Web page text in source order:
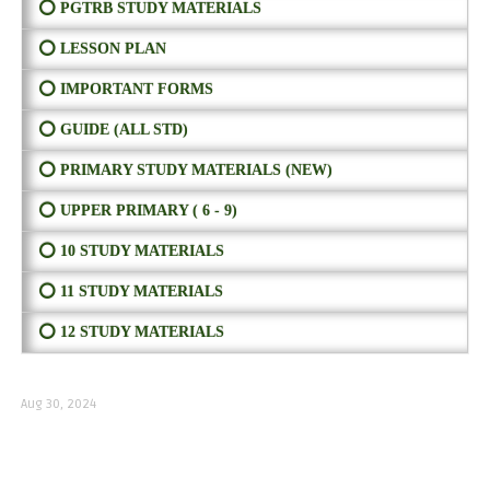
⭕ PGTRB STUDY MATERIALS
⭕ LESSON PLAN
⭕ IMPORTANT FORMS
⭕ GUIDE (ALL STD)
⭕ PRIMARY STUDY MATERIALS (NEW)
⭕ UPPER PRIMARY ( 6 - 9)
⭕ 10 STUDY MATERIALS
⭕ 11 STUDY MATERIALS
⭕ 12 STUDY MATERIALS
Aug 30, 2024